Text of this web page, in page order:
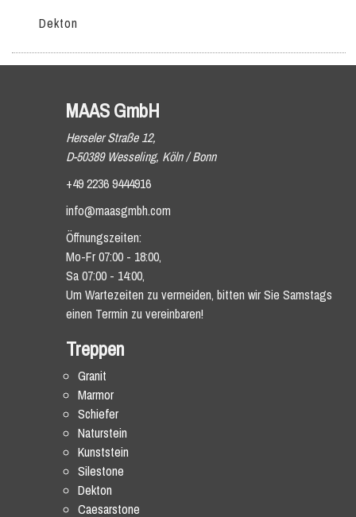
Dekton
MAAS GmbH
Herseler Straße 12,
D-50389 Wesseling, Köln / Bonn
+49 2236 9444916
info@maasgmbh.com
Öffnungszeiten:
Mo-Fr 07:00 - 18:00,
Sa 07:00 - 14:00,
Um Wartezeiten zu vermeiden, bitten wir Sie Samstags
einen Termin zu vereinbaren!
Treppen
Granit
Marmor
Schiefer
Naturstein
Kunststein
Silestone
Dekton
Caesarstone